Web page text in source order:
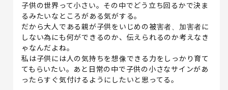
子供の世界って小さい。その中でどう立ち回るかで決ま
るみたいなところがある気がする。
だから大人である親が子供をいじめの被害者、加害者に
しない為にも何ができるのか、伝えられるのか考えなき
ゃなんだよね。
私は子供には人の気持ちを想像できる力をしっかり育て
てもらいたい。あと日常の中で子供の小さなサインがあ
ったらすぐ気付けるようにしたいと思ってる。